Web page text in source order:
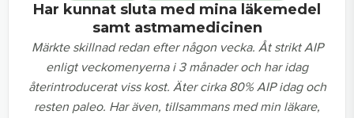
Har kunnat sluta med mina läkemedel
samt astmamedicinen
Märkte skillnad redan efter någon vecka. Åt strikt AIP
enligt veckomenyerna i 3 månader och har idag
återintroducerat viss kost. Äter cirka 80% AIP idag och
resten paleo. Har även, tillsammans med min läkare,